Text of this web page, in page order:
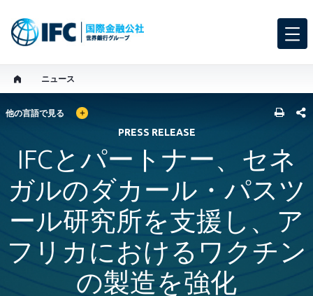
ニュース
GLOBAL LANGUAGE TOGGLER
他の言語で見る
PRESS RELEASE
IFCとパートナー、セネ
ガルのダカール・パスツ
ール研究所を支援し、ア
フリカにおけるワクチン
の製造を強化